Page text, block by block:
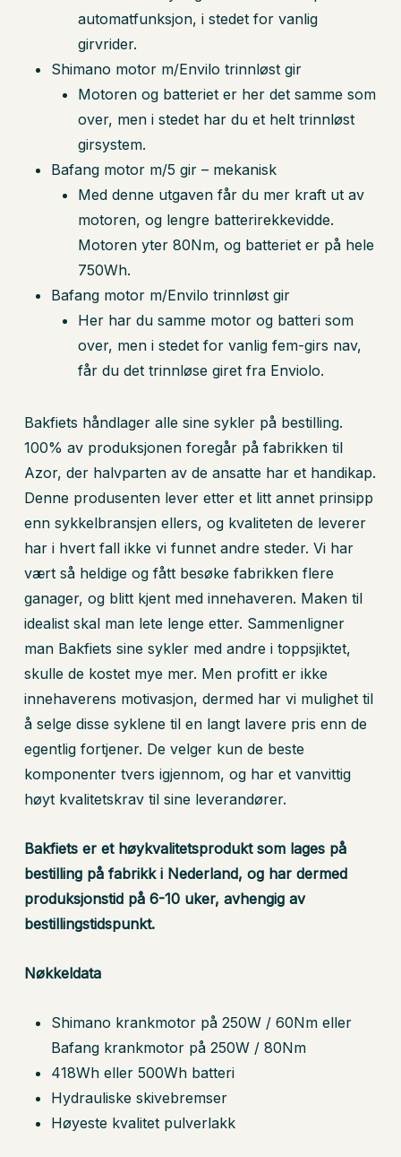
Du har ingen produkter i
handlekurven.
automatfunksjon, i stedet for vanlig
girvrider.
Shimano motor m/Envilo trinnløst gir
Motoren og batteriet er her det samme som
over, men i stedet har du et helt trinnløst
girsystem.
Bafang motor m/5 gir – mekanisk
Med denne utgaven får du mer kraft ut av
motoren, og lengre batterirekkevidde.
Motoren yter 80Nm, og batteriet er på hele
750Wh.
Bafang motor m/Envilo trinnløst gir
Her har du samme motor og batteri som
over, men i stedet for vanlig fem-girs nav,
får du det trinnløse giret fra Enviolo.
Bakfiets håndlager alle sine sykler på bestilling.
100% av produksjonen foregår på fabrikken til
Azor, der halvparten av de ansatte har et handikap.
Denne produsenten lever etter et litt annet prinsipp
enn sykkelbransjen ellers, og kvaliteten de leverer
har i hvert fall ikke vi funnet andre steder. Vi har
vært så heldige og fått besøke fabrikken flere
ganager, og blitt kjent med innehaveren. Maken til
idealist skal man lete lenge etter. Sammenligner
man Bakfiets sine sykler med andre i toppsjiktet,
skulle de kostet mye mer. Men profitt er ikke
innehaverens motivasjon, dermed har vi mulighet til
å selge disse syklene til en langt lavere pris enn de
egentlig fortjener. De velger kun de beste
komponenter tvers igjennom, og har et vanvittig
høyt kvalitetskrav til sine leverandører.
Bakfiets er et høykvalitetsprodukt som lages på
bestilling på fabrikk i Nederland, og har dermed
produksjonstid på 6-10 uker, avhengig av
bestillingstidspunkt.
Nøkkeldata
Shimano krankmotor på 250W / 60Nm eller
Bafang krankmotor på 250W / 80Nm
418Wh eller 500Wh batteri
Hydrauliske skivebremser
Høyeste kvalitet pulverlakk